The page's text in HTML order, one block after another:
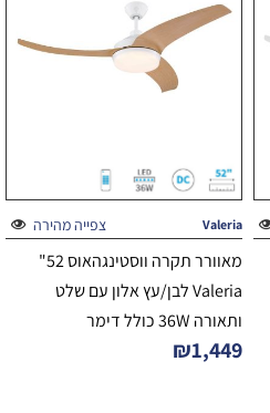
צפייה מהירה Valeria
מאוורר תקרה ווסטינגהאוס 52"
Valeria לבן/עץ אלון עם שלט
ותאורה 36W כולל דימר
₪1,449